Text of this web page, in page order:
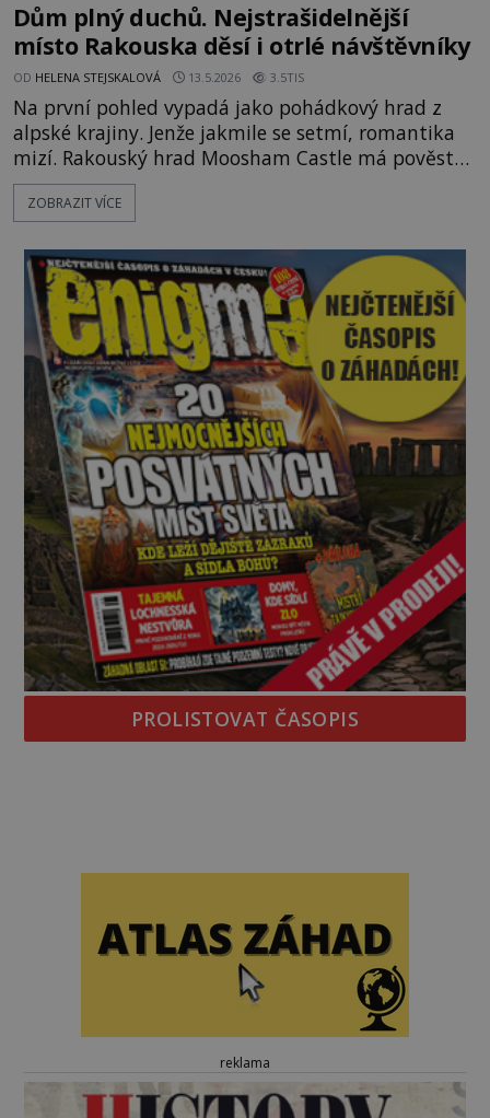
Dům plný duchů. Nejstrašidelnější
místo Rakouska děsí i otrlé návštěvníky
OD HELENA STEJSKALOVÁ 13.5.2026 3.5TIS
Na první pohled vypadá jako pohádkový hrad z
alpské krajiny. Jenže jakmile se setmí, romantika
mizí. Rakouský hrad Moosham Castle má pověst
nejděsivějšího domu v celé zemi. Lidé tu údajně
slyší kroky v prázdných chodbách, šeptání ze zdí i
temná minulost mohla zanechat něco, co se
dodnes nepodařilo vysvětlit. Kamenný hrad stojí v
horách Salcburska u
ZOBRAZIT VÍCE
PROLISTOVAT ČASOPIS
reklama